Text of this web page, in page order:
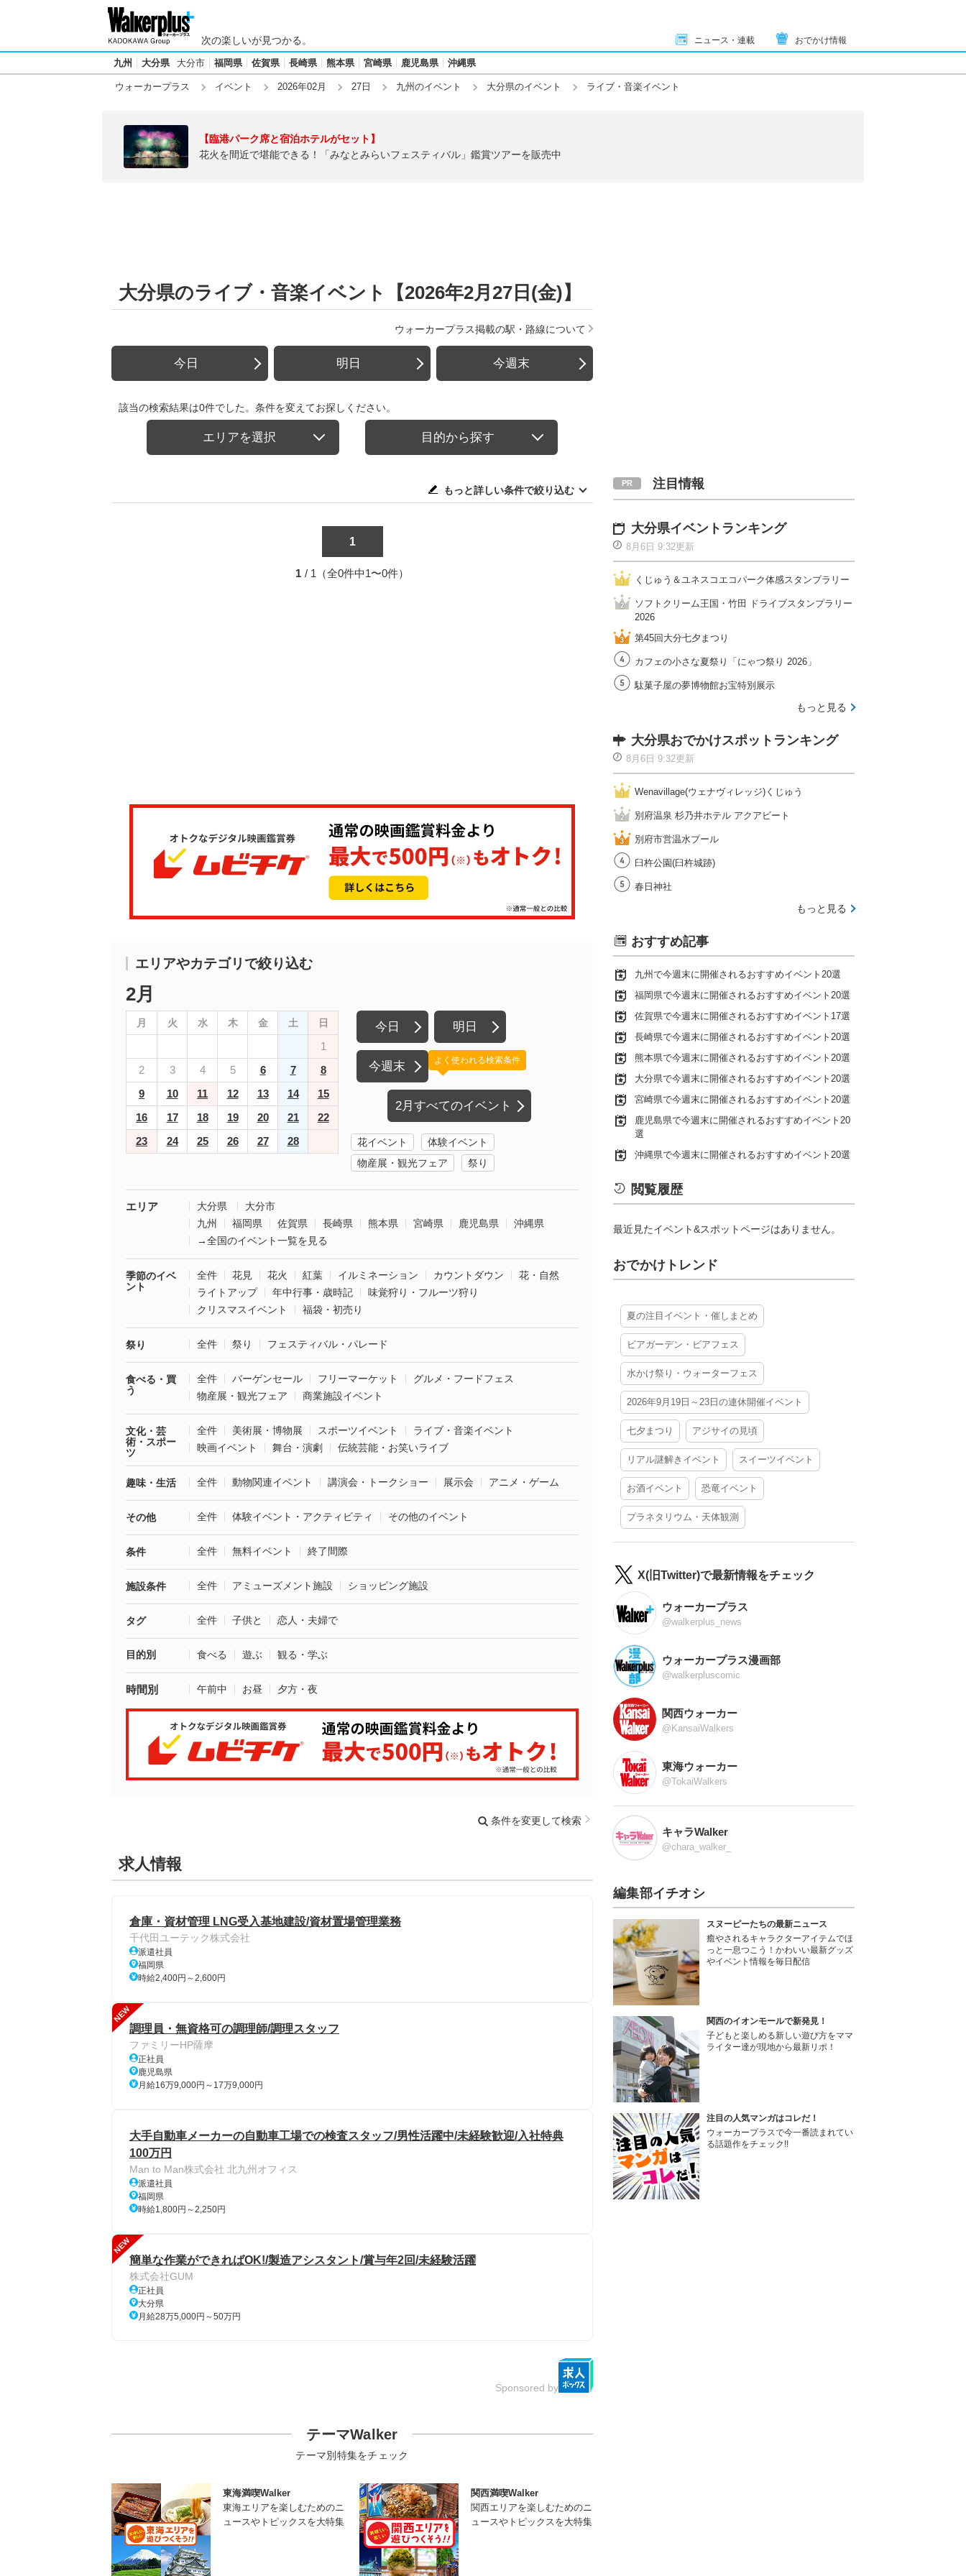
次の楽しいが見つかる。 ニュース・連載 おでかけ情報
九州 大分県 大分市 福岡県 佐賀県 長崎県 熊本県 宮崎県 鹿児島県 沖縄県
ウォーカープラス イベント 2026年02月 27日 九州のイベント 大分県のイベント ライブ・音楽イベント
【臨港パーク席と宿泊ホテルがセット】
花火を間近で堪能できる！「みなとみらいフェスティバル」鑑賞ツアーを販売中
大分県のライブ・音楽イベント【2026年2月27日(金)】
ウォーカープラス掲載の駅・路線について
今日 明日 今週末
該当の検索結果は0件でした。条件を変えてお探しください。
エリアを選択 目的から探す
もっと詳しい条件で絞り込む
1
1 / 1（全0件中1〜0件）
エリアやカテゴリで絞り込む
2月
月 火 水 木 金 土 日
1
2
3 4 5 6 7
8
9
10 11 12 13 14
15
16
17 18 19 20 21
22
23
24 25 26 27 28
今日 明日
今週末
2月すべてのイベント
よく使われる検索条件
花イベント
体験イベント
物産展・観光フェア
祭り
エリア 大分県
大分市
九州
福岡県 佐賀県 長崎県 熊本県 宮崎県 鹿児島県
沖縄県
→全国のイベント一覧を見る
季節のイベ
ント
全件 花見 花火 紅葉 イルミネーション カウントダウン
花・自然
ライトアップ
年中行事・歳時記
味覚狩り・フルーツ狩り
クリスマスイベント
福袋・初売り
祭り 全件 祭り フェスティバル・パレード
食べる・買
う
全件 バーゲンセール フリーマーケット
グルメ・フードフェス
物産展・観光フェア
商業施設イベント
文化・芸
術・スポー
ツ
全件 美術展・博物展 スポーツイベント
ライブ・音楽イベント
映画イベント
舞台・演劇 伝統芸能・お笑いライブ
趣味・生活 全件 動物関連イベント 講演会・トークショー 展示会 アニメ・ゲーム
その他 全件 体験イベント・アクティビティ その他のイベント
条件 全件 無料イベント 終了間際
施設条件 全件 アミューズメント施設 ショッピング施設
タグ 全件 子供と 恋人・夫婦で
目的別 食べる 遊ぶ 観る・学ぶ
時間別 午前中 お昼 夕方・夜
条件を変更して検索
求人情報
倉庫・資材管理 LNG受入基地建設/資材置場管理業務
千代田ユーテック株式会社
派遣社員
福岡県
時給2,400円～2,600円
NEW
調理員・無資格可の調理師/調理スタッフ
ファミリーHP薩摩
正社員
鹿児島県
月給16万9,000円～17万9,000円
大手自動車メーカーの自動車工場での検査スタッフ/男性活躍中/未経験歓迎/入社特典
100万円
Man to Man株式会社 北九州オフィス
派遣社員
福岡県
時給1,800円～2,250円
NEW
簡単な作業ができればOK!/製造アシスタント/賞与年2回/未経験活躍
株式会社GUM
正社員
大分県
月給28万5,000円～50万円
Sponsored by
テーマWalker
テーマ別特集をチェック
東海満喫Walker
東海エリアを楽しむためのニ
ュースやトピックスを大特集
関西満喫Walker
関西エリアを楽しむためのニ
ュースやトピックスを大特集
注目情報
大分県イベントランキング
8月6日 9:32更新
くじゅう＆ユネスコエコパーク体感スタンプラリー
ソフトクリーム王国・竹田 ドライブスタンプラリー
2026
第45回大分七夕まつり
カフェの小さな夏祭り「にゃつ祭り 2026」
駄菓子屋の夢博物館お宝特別展示
もっと見る
大分県おでかけスポットランキング
8月6日 9:32更新
Wenavillage(ウェナヴィレッジ)くじゅう
別府温泉 杉乃井ホテル アクアビート
別府市営温水プール
臼杵公園(臼杵城跡)
春日神社
もっと見る
おすすめ記事
九州で今週末に開催されるおすすめイベント20選
福岡県で今週末に開催されるおすすめイベント20選
佐賀県で今週末に開催されるおすすめイベント17選
長崎県で今週末に開催されるおすすめイベント20選
熊本県で今週末に開催されるおすすめイベント20選
大分県で今週末に開催されるおすすめイベント20選
宮崎県で今週末に開催されるおすすめイベント20選
鹿児島県で今週末に開催されるおすすめイベント20
選
沖縄県で今週末に開催されるおすすめイベント20選
閲覧履歴
最近見たイベント&スポットページはありません。
おでかけトレンド
夏の注目イベント・催しまとめ
ビアガーデン・ビアフェス
水かけ祭り・ウォーターフェス
2026年9月19日～23日の連休開催イベント
七夕まつり アジサイの見頃
リアル謎解きイベント スイーツイベント
お酒イベント 恐竜イベント
プラネタリウム・天体観測
X(旧Twitter)で最新情報をチェック
ウォーカープラス
@walkerplus_news
ウォーカープラス漫画部
@walkerpluscomic
関西ウォーカー
@KansaiWalkers
東海ウォーカー
@TokaiWalkers
キャラWalker
@chara_walker_
編集部イチオシ
スヌーピーたちの最新ニュース
癒やされるキャラクターアイテムでほ
っと一息つこう！かわいい最新グッズ
やイベント情報を毎日配信
関西のイオンモールで新発見！
子どもと楽しめる新しい遊び方をママ
ライター達が現地から最新リポ！
注目の人気マンガはコレだ！
ウォーカープラスで今一番読まれてい
る話題作をチェック!!